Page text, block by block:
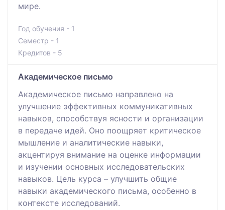
мире.
Год обучения - 1
Семестр - 1
Кредитов - 5
Академическое письмо
Академическое письмо направлено на
улучшение эффективных коммуникативных
навыков, способствуя ясности и организации
в передаче идей. Оно поощряет критическое
мышление и аналитические навыки,
акцентируя внимание на оценке информации
и изучении основных исследовательских
навыков. Цель курса – улучшить общие
навыки академического письма, особенно в
контексте исследований.